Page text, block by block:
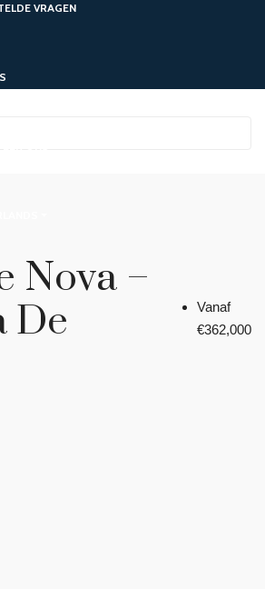
VRAGEN
Nova –
De
Vanaf
€362,000